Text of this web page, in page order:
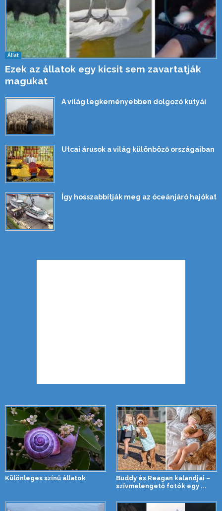
Állat
Ezek az állatok egy kicsit sem zavartatják
magukat
A világ legkeményebben dolgozó kutyái
Utcai árusok a világ különböző országaiban
Így hosszabbítják meg az óceánjáró hajókat
Különleges színű állatok
Buddy és Reagan kalandjai –
szívmelengető fotók egy ...